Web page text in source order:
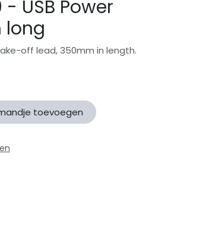
- USB Power
off lead, 350mm in length.
toevoegen